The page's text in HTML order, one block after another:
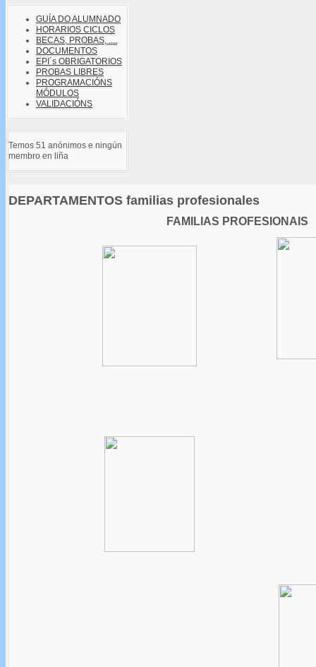
GUÍA DO ALUMNADO
HORARIOS CICLOS
BECAS, PROBAS, ....
DOCUMENTOS
EPI´s OBRIGATORIOS
PROBAS LIBRES
PROGRAMACIÓNS
MÓDULOS
VALIDACIÓNS
Temos 51 anónimos e ningún
membro en liña
DEPARTAMENTOS familias profesionales
FAMILIAS PROFESIONAIS